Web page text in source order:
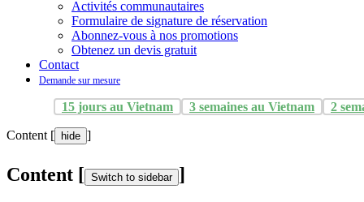
Activités communautaires
Formulaire de signature de réservation
Abonnez-vous à nos promotions
Obtenez un devis gratuit
Contact
Demande sur mesure
15 jours au Vietnam 3 semaines au Vietnam 2
Content [ hide ]
Content [ Switch to sidebar ]